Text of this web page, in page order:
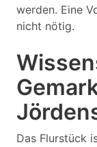
werden. Eine
nicht nötig.
Das Flurstück